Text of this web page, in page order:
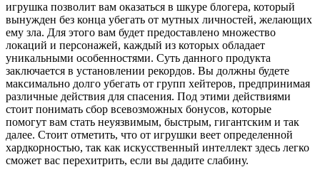
игрушка позволит вам оказаться в шкуре блогера, который
вынужден без конца убегать от мутных личностей, желающих
ему зла. Для этого вам будет предоставлено множество
локаций и персонажей, каждый из которых обладает
уникальными особенностями. Суть данного продукта
заключается в установлении рекордов. Вы должны будете
максимально долго убегать от групп хейтеров, предпринимая
различные действия для спасения. Под этими действиями
стоит понимать сбор всевозможных бонусов, которые
помогут вам стать неуязвимым, быстрым, гигантским и так
далее. Стоит отметить, что от игрушки веет определенной
хардкорностью, так как искусственный интеллект здесь легко
сможет вас перехитрить, если вы дадите слабину.